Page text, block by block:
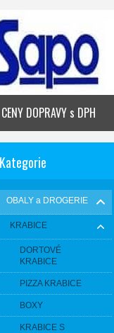
CENY DOPRAVY s DPH
Kategorie
OBALY a DROGERIE
KRABICE
DORTOVÉ
KRABICE
PIZZA KRABICE
BOXY
KRABICE S